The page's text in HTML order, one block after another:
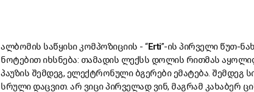
ალბომის საწყისი კომპოზიციის - “Erti”-ის პირველი წუთ-
ნოტებით იხსნება: თამადის ლექსს დოლის რითმას
პაუზის შემდეგ, ელექტრონული ბგერები ემატება.
სრული დაცვით. არ ვიცი პირველად ვინ, მაგრამ კახაბერ